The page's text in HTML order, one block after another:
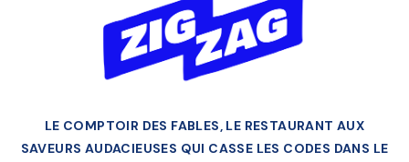
LE COMPTOIR DES FABLES, LE RESTAURANT AUX
SAVEURS AUDACIEUSES QUI CASSE LES CODES DANS LE